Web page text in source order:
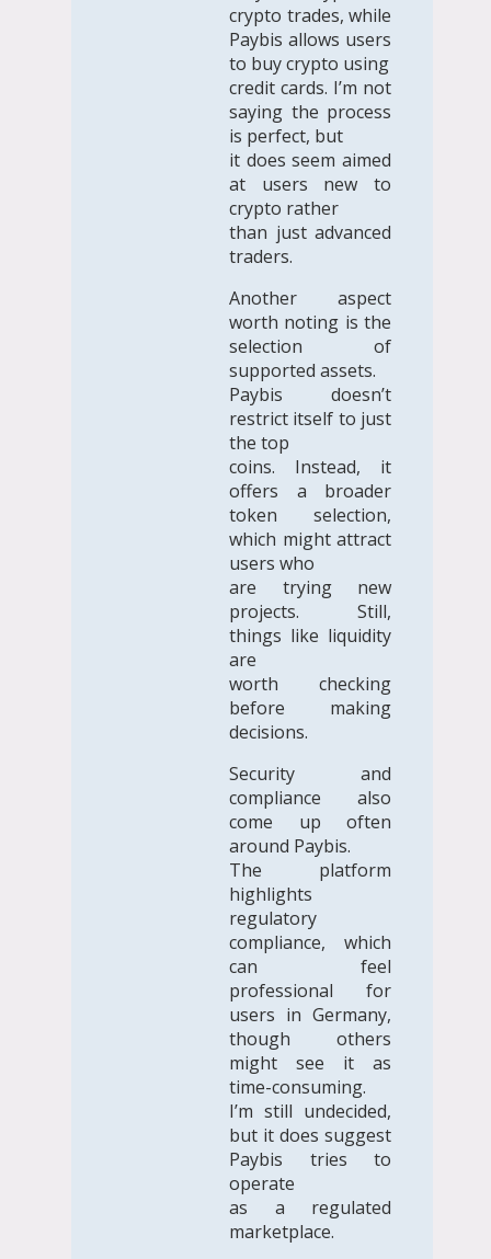
crypto trades, while
Paybis allows users
to buy crypto using
credit cards. I’m not
saying the process
is perfect, but
it does seem aimed
at users new to
crypto rather
than just advanced
traders.
Another aspect
worth noting is the
selection of
supported assets.
Paybis doesn’t
restrict itself to just
the top
coins. Instead, it
offers a broader
token selection,
which might attract
users who
are trying new
projects. Still,
things like liquidity
are
worth checking
before making
decisions.
Security and
compliance also
come up often
around Paybis.
The platform
highlights
regulatory
compliance, which
can feel
professional for
users in Germany,
though others
might see it as
time-consuming.
I’m still undecided,
but it does suggest
Paybis tries to
operate
as a regulated
marketplace.